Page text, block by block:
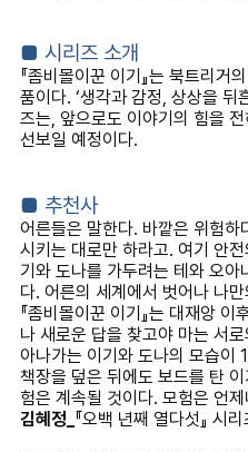
■시리즈 소개
『좀비몰이꾼 이기 』는 북트리거
품이다. ‘생각과 감정,상상을 뒤
즈는,앞으로도 이야기의 힘을
선보일 예정이다.
■ 추천사
어른들은 말한다. 바깥은 위험하
시키는 대로만 하라고.여기 안
기와 도나를 가두려는 테와 오아
다.어른의 세계에서 벗어나 나
『좀비몰이꾼 이기 』는 대재앙 이
나 새로운 답을 찾고야 마는 서
아나가는 이기와 도나의 모습이
책장을 덮은 뒤에도 보드를 탄
험은 계속될 것이다.모험은 언
김혜정 『오백 년째 열다섯 』시리